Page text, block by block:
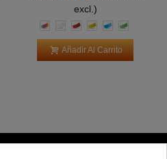
excl.)
Multicolor
Blanco
RojoAmarillo
AzulVerde
Añadir Al Carrito